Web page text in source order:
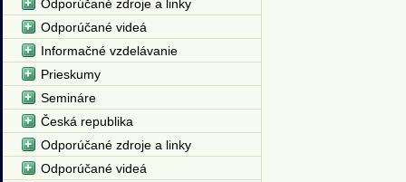
Odporúčané zdroje a linky
Odporúčané videá
Informačné vzdelávanie
Prieskumy
Semináre
Česká republika
Odporúčané zdroje a linky
Odporúčané videá